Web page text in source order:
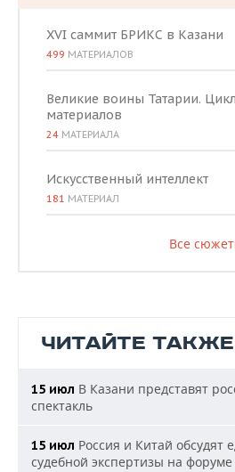
XVI саммит БРИКС в Казани
499 МАТЕРИАЛОВ
Великие воины Татарии.
материалов
24 МАТЕРИАЛА
Искусственный интеллект
181 МАТЕРИАЛ
Все
ЧИТАЙТЕ ТАКЖЕ
15 июл В Казани представят
спектакль
15 июл Россия и Китай обсудят
судебной экспертизы на